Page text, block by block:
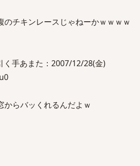
のチキンレースじゃねーかｗｗｗｗ
く手あまた：2007/12/28(金)
からバッくれるんだよｗ